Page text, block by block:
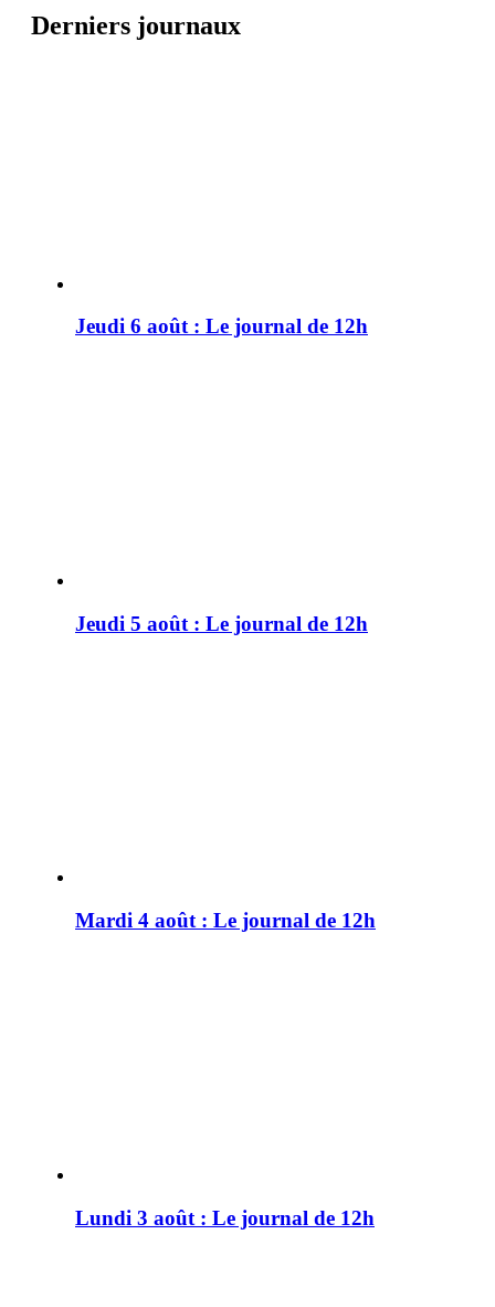
Derniers journaux
Jeudi 6 août : Le journal de 12h
Jeudi 5 août : Le journal de 12h
Mardi 4 août : Le journal de 12h
Lundi 3 août : Le journal de 12h